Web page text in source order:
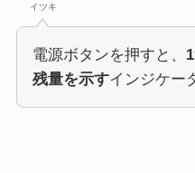
イツキ
電源ボタンを押すと、
残量を示すインジケー